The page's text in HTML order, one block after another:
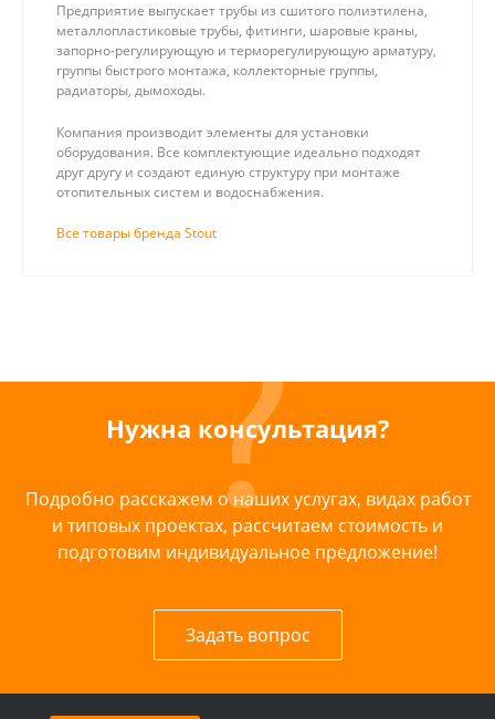
Предприятие выпускает трубы из сшитого полиэтилена,
металлопластиковые трубы, фитинги, шаровые краны,
запорно-регулирующую и терморегулирующую арматуру,
группы быстрого монтажа, коллекторные группы,
радиаторы, дымоходы.
Компания производит элементы для установки
оборудования. Все комплектующие идеально подходят
друг другу и создают единую структуру при монтаже
отопительных систем и водоснабжения.
Все товары бренда Stout
Нужна консультация?
Подробно расскажем о наших услугах, видах работ
и типовых проектах, рассчитаем стоимость и
подготовим индивидуальное предложение!
Задать вопрос